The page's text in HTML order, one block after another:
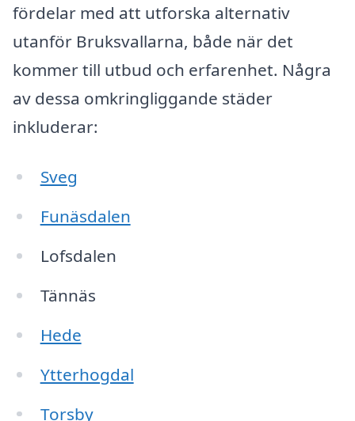
fördelar med att utforska alternativ
utanför Bruksvallarna, både när det
kommer till utbud och erfarenhet. Några
av dessa omkringliggande städer
inkluderar:
Sveg
Funäsdalen
Lofsdalen
Tännäs
Hede
Ytterhogdal
Torsby